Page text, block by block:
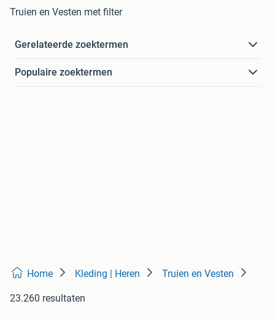
Truien en Vesten met filter
Gerelateerde zoektermen
Populaire zoektermen
Home Kleding | Heren Truien en Vesten
23.260 resultaten